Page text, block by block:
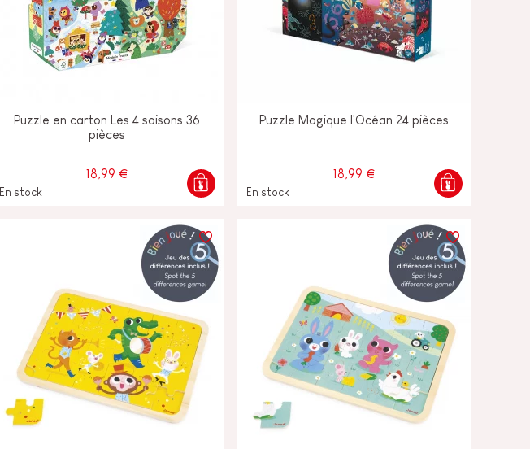
Puzzle en carton Les 4 saisons 36
pièces
18,99 €
En stock
Puzzle Magique l'Océan 24 pièces
18,99 €
En stock